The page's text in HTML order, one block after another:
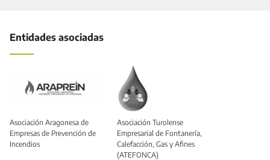
Entidades asociadas
Asociación Aragonesa de
Empresas de Prevención de
Incendios
Asociación Turolense
Empresarial de Fontanería,
Calefacción, Gas y Afines
(ATEFONCA)